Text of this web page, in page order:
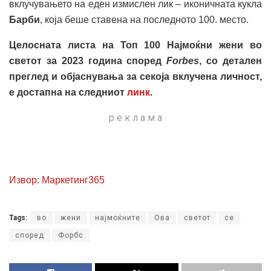
вклучувањето на еден измислен лик – иконичната кукла
Барби, која беше ставена на последното 100. место.
Целосната листа на Топ 100 Најмоќни жени во
светот за 2023 година споредForbes, со детален
преглед и објаснувања за секоја вклучена личност,
е достапна на следниот линк.
р е к л а м а
Извор: Маркетинг365
Tags: во жени најмоќните Ова светот се
според Форбс